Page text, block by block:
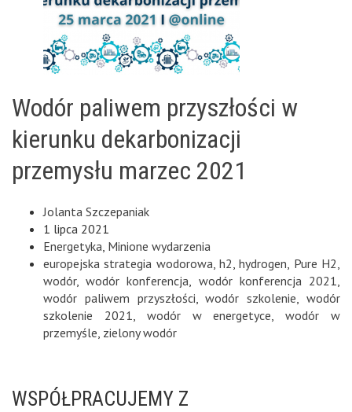
Wodór paliwem przyszłości w
kierunku dekarbonizacji
przemysłu marzec 2021
Jolanta Szczepaniak
1 lipca 2021
Energetyka, Minione wydarzenia
europejska strategia wodorowa,h2,hydrogen, Pure H2,
wodór,wodór konferencja, wodór konferencja 2021,
wodór paliwem przyszłości,wodór szkolenie,wodór
szkolenie 2021, wodór w energetyce,wodór w
przemyśle, zielony wodór
WSPÓŁPRACUJEMY Z